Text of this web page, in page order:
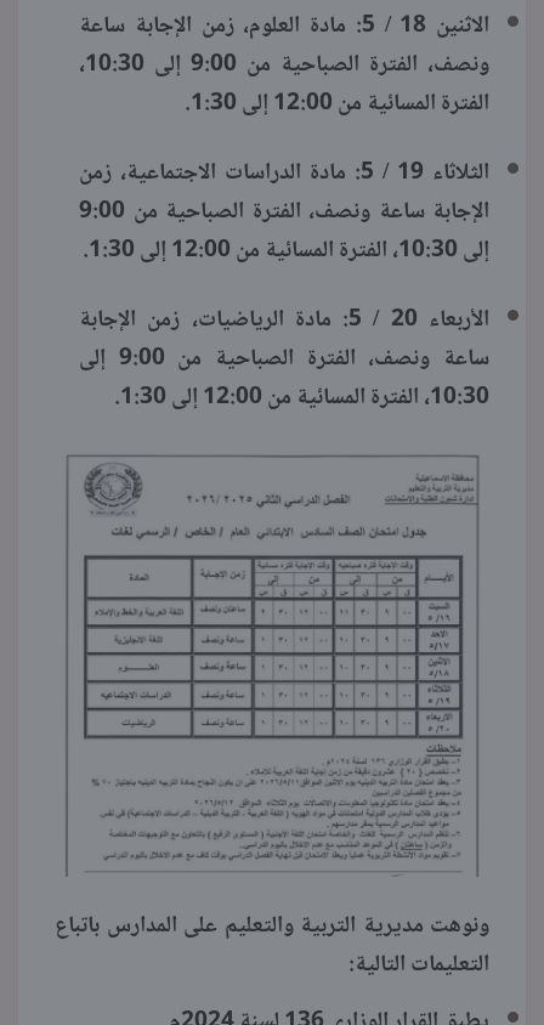
الاثنين 18 / 5: مادة العلوم، زمن الإجابة ساعة
ونصف، الفترة الصباحية من 9:00 إلى 10:30،
الفترة المسائية من 12:00 إلى 1:30.
الثلاثاء 19 / 5: مادة الدراسات الاجتماعية، زمن
الإجابة ساعة ونصف، الفترة الصباحية من 9:00
إلى 10:30، الفترة المسائية من 12:00 إلى 1:30.
الأربعاء 20 / 5: مادة الرياضيات، زمن الإجابة
ساعة ونصف، الفترة الصباحية من 9:00 إلى
10:30، الفترة المسائية من 12:00 إلى 1:30.
ونوهت مديرية التربية والتعليم على المدارس باتباع
التعليمات التالية: